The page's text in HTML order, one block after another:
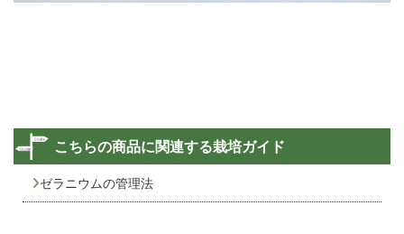
こちらの商品に関連する栽培ガイド
ゼラニウムの管理法